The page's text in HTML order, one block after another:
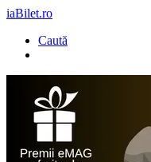
iaBilet.ro
Caută